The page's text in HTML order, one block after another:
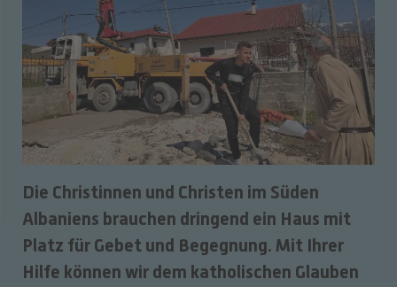
Die Christinnen und Christen im Süden
Albaniens brauchen dringend ein Haus mit
Platz für Gebet und Begegnung. Mit Ihrer
Hilfe können wir dem katholischen Glauben